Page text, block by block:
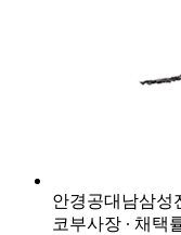
안경공대남삼성
코부사장 ∙ 채택